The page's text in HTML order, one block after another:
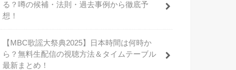
る？噂の候補・法則・過去事例から徹底予
想！
【MBC歌謡大祭典2025】日本時間は何時か
ら？無料生配信の視聴方法＆タイムテーブル
最新まとめ！